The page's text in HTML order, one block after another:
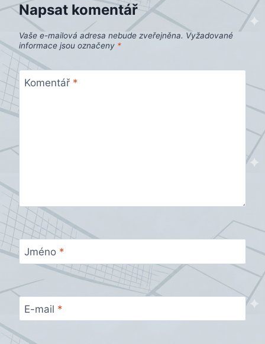
Napsat komentář
Vaše e-mailová adresa nebude zveřejněna. Vyžadované
informace jsou označeny *
Komentář *
Jméno *
E-mail *